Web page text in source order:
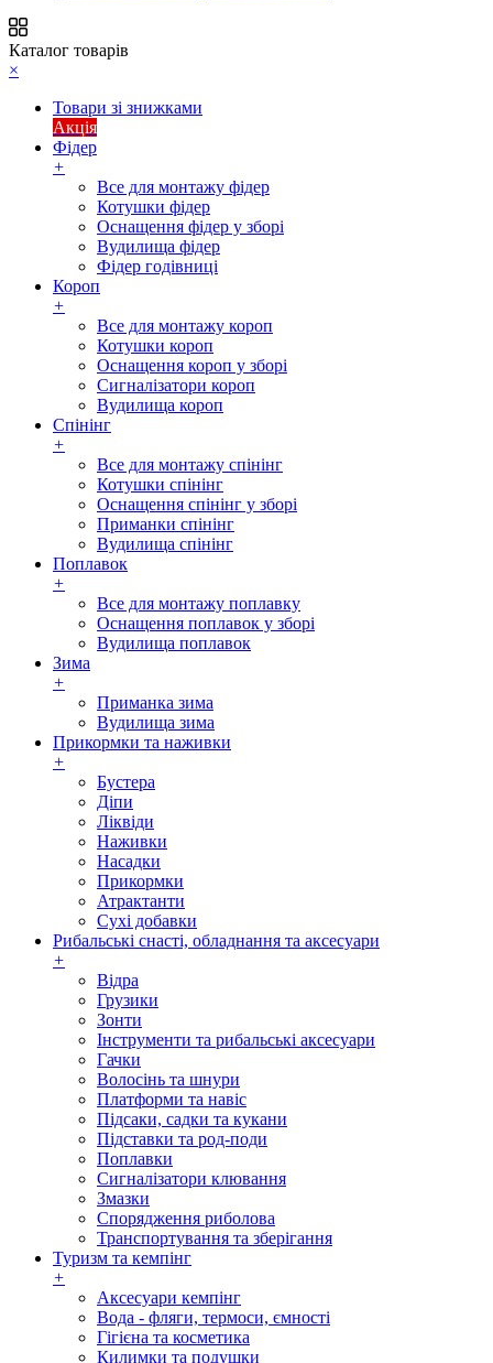
Каталог товарів
×
Товари зі знижками
Акція
Фідер
+
Все для монтажу фідер
Котушки фідер
Оснащення фідер у зборі
Вудилища фідер
Фідер годівниці
Короп
+
Все для монтажу короп
Котушки короп
Оснащення короп у зборі
Сигналізатори короп
Вудилища короп
Спінінг
+
Все для монтажу спінінг
Котушки спінінг
Оснащення спінінг у зборі
Приманки спінінг
Вудилища спінінг
Поплавок
+
Все для монтажу поплавку
Оснащення поплавок у зборі
Вудилища поплавок
Зима
+
Приманка зима
Вудилища зима
Прикормки та наживки
+
Бустера
Діпи
Ліквіди
Наживки
Насадки
Прикормки
Атрактанти
Сухі добавки
Рибальські снасті, обладнання та аксесуари
+
Відра
Грузики
Зонти
Інструменти та рибальські аксесуари
Гачки
Волосінь та шнури
Платформи та навіс
Підсаки, садки та кукани
Підставки та род-поди
Поплавки
Сигналізатори клювання
Змазки
Спорядження риболова
Транспортування та зберігання
Туризм та кемпінг
+
Аксесуари кемпінг
Вода - фляги, термоси, ємності
Гігієна та косметика
Килимки та подушки